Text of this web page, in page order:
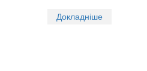
Докладніше